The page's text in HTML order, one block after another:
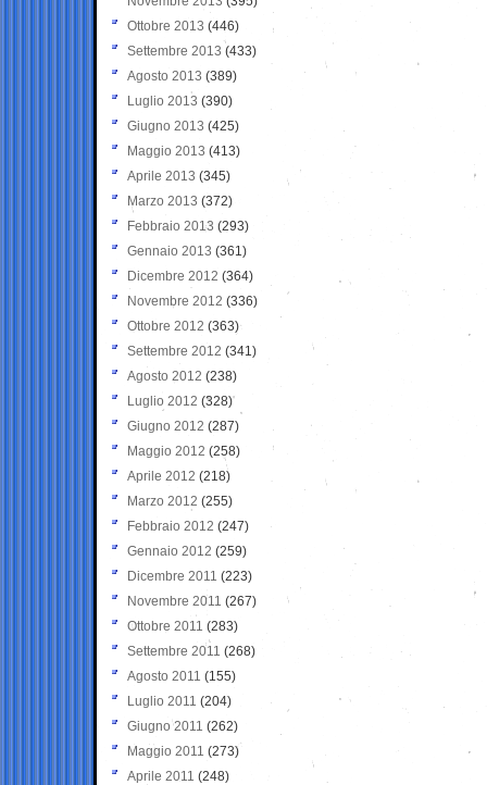
Ottobre 2013 (446)
Settembre 2013 (433)
Agosto 2013 (389)
Luglio 2013 (390)
Giugno 2013 (425)
Maggio 2013 (413)
Aprile 2013 (345)
Marzo 2013 (372)
Febbraio 2013 (293)
Gennaio 2013 (361)
Dicembre 2012 (364)
Novembre 2012 (336)
Ottobre 2012 (363)
Settembre 2012 (341)
Agosto 2012 (238)
Luglio 2012 (328)
Giugno 2012 (287)
Maggio 2012 (258)
Aprile 2012 (218)
Marzo 2012 (255)
Febbraio 2012 (247)
Gennaio 2012 (259)
Dicembre 2011 (223)
Novembre 2011 (267)
Ottobre 2011 (283)
Settembre 2011 (268)
Agosto 2011 (155)
Luglio 2011 (204)
Giugno 2011 (262)
Maggio 2011 (273)
Aprile 2011 (248)